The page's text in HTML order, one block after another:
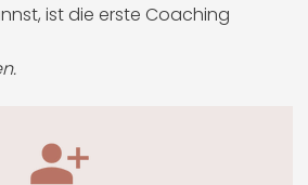
ist die erste Coaching